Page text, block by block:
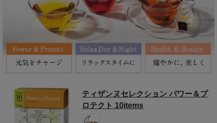
ティザンヌセレクション パワー＆プ
ロテクト 10items